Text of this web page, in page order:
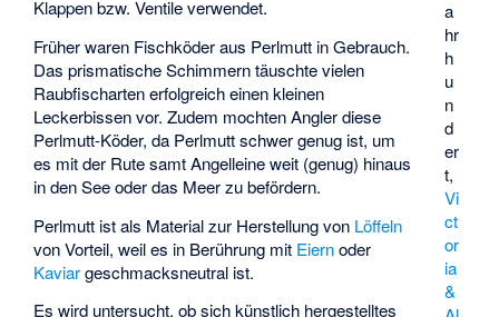
a
hr
h
u
n
d
er
t,
Vi
ct
or
ia
&
Klappen bzw. Ventile verwendet.
Früher waren Fischköder aus Perlmutt in Gebrauch.
Das prismatische Schimmern täuschte vielen
Raubfischarten erfolgreich einen kleinen
Leckerbissen vor. Zudem mochten Angler diese
Perlmutt-Köder, da Perlmutt schwer genug ist, um
es mit der Rute samt Angelleine weit (genug) hinaus
in den See oder das Meer zu befördern.
Perlmutt ist als Material zur Herstellung von Löffeln
von Vorteil, weil es in Berührung mit Eiernoder
Kaviargeschmacksneutral ist.
Es wird untersucht, ob sich künstlich hergestelltes